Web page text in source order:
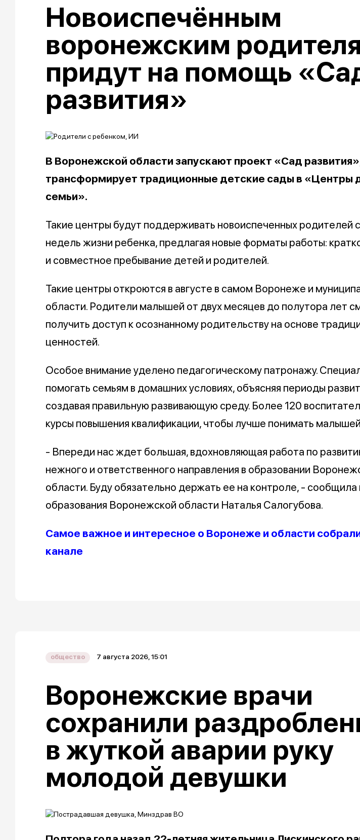
Новоиспечённым
воронежским
придут на помощь
развития»
В Воронежской области запускают проект «Сад
трансформирует традиционные детские сады в «Центры
семьи».
Такие центры будут поддерживать новоиспеченных родителей
недель жизни ребенка, предлагая новые форматы работы:
и совместное пребывание детей и родителей.
Такие центры откроются в августе в самом Воронеже и
области. Родители малышей от двух месяцев до полутора лет
получить доступ к осознанному родительству на основе
ценностей.
Особое внимание уделено педагогическому патронажу.
помогать семьям в домашних условиях, объясняя периоды
создавая правильную развивающую среду. Более 120
курсы повышения квалификации, чтобы лучше понимать
- Впереди нас ждет большая, вдохновляющая работа по
нежного и ответственного направления в образовании
области. Буду обязательно держать ее на контроле, - сообщила
образования Воронежской области Наталья Салогубова.
Самое важное и интересное о Воронеже и области
канале
общество 7 августа 2026, 15:01
Воронежские врачи
сохранили
в жуткой аварии руку
молодой девушки